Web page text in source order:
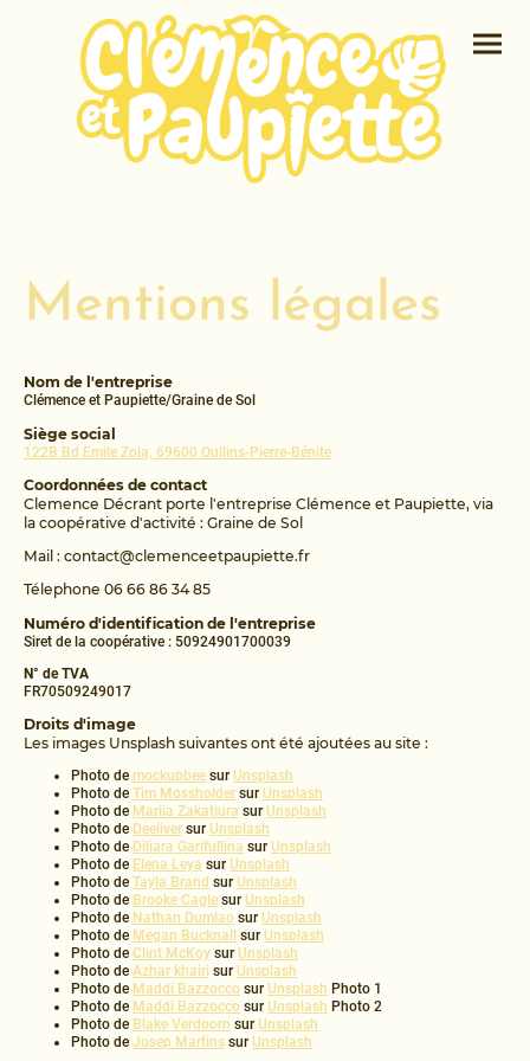
Mentions légales
Nom de l'entreprise
Clémence et Paupiette/Graine de Sol
Siège social
122B Bd Emile Zola, 69600 Oullins-Pierre-Bénite
Coordonnées de contact
Clemence Décrant porte l'entreprise Clémence et Paupiette, via
la coopérative d'activité : Graine de Sol
Mail : contact@clemenceetpaupiette.fr
Télephone 06 66 86 34 85
Numéro d'identification de l'entreprise
Siret de la coopérative : 50924901700039
N° de TVA
FR70509249017
Droits d'image
Les images Unsplash suivantes ont été ajoutées au site :
Photo de mockupbee sur Unsplash
Photo de Tim Mossholder sur Unsplash
Photo de Mariia Zakatiura sur Unsplash
Photo de Deeliver sur Unsplash
Photo de Diliara Garifullina sur Unsplash
Photo de Elena Leya sur Unsplash
Photo de Tayla Brand sur Unsplash
Photo de Brooke Cagle sur Unsplash
Photo de Nathan Dumlao sur Unsplash
Photo de Megan Bucknall sur Unsplash
Photo de Clint McKoy sur Unsplash
Photo de Azhar khairi sur Unsplash
Photo de Maddi Bazzocco sur Unsplash Photo 1
Photo de Maddi Bazzocco sur Unsplash Photo 2
Photo de Blake Verdoorn sur Unsplash
Photo de Josep Martins sur Unsplash